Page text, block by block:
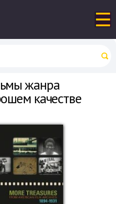
жанра
качестве